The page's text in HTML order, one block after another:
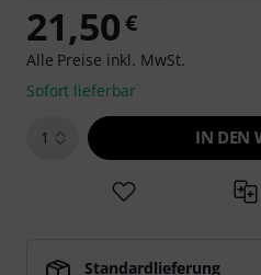
21,50€
Alle Preise inkl. MwSt.
Sofort lieferbar
1 IN DEN
Standardlieferung